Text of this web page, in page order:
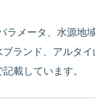
ラメータ、水源地
ランド、アルタ
載しています。